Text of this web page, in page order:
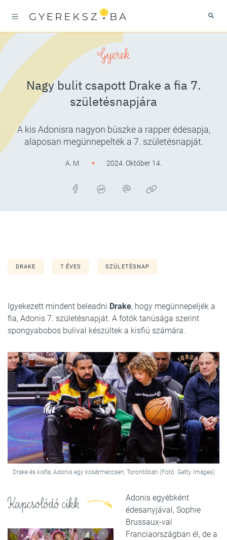
Gyerek
Nagy bulit csapott Drake a fia 7.
születésnapjára
A kis Adonisra nagyon büszke a rapper édesapja,
alaposan megünnepelték a 7. születésnapját.
A. M. 2024. Október 14.
DRAKE 7 ÉVES SZÜLETÉSNAP
Igyekezett mindent beleadni Drake, hogy megünnepeljék a
fia, Adonis 7. születésnapját. A fotók tanúsága szerint
spongyabobos bulival készültek a kisfiú számára.
Drake és kisfia, Adonis egy kosármeccsen, Torontóban (Fotó: Getty Images)
Kapcsolódó cikk
Adonis egyébként
édesanyjával, Sophie
Brussaux-val
Franciaországban él, de a